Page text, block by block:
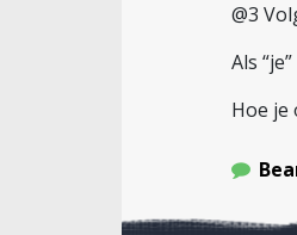
@3
Als
Hoe je